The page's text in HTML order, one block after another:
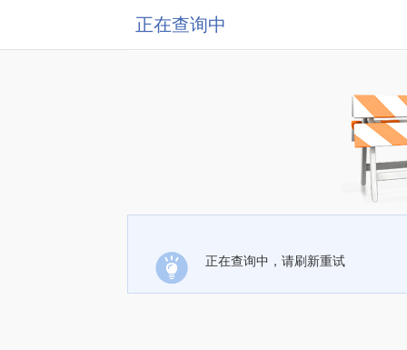
正在查询中
正在查询中，请刷新重试